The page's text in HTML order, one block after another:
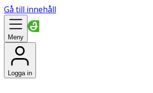
Gå till innehåll
Meny
Logga in